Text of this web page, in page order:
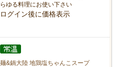
らゆる料理にお使い下さい
ログイン後に価格表示
麺&鍋大陸 地鶏塩ちゃんこスープ